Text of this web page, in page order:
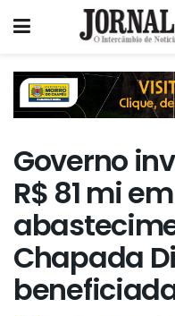
Governo
R$ 81 mi em
Chapada